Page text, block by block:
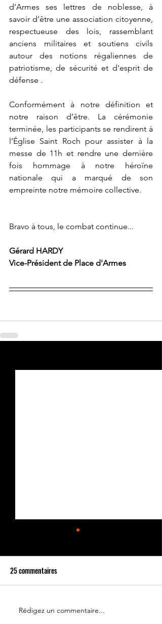
d’Armes ses lettres de noblesse, à
savoir d’être une association citoyenne,
respectueuse des lois, rassemblant
anciens militaires et soutiens civils
autour des notions régaliennes de
patriotisme, de sécurité et d'esprit de
défense .
Conformément à notre définition et
notre raison d’être. La cérémonie
terminée, les participants se rendirent à
l’Église Saint Roch pour assister à la
messe de 11h et rendre une dernière
fois hommage à notre héroïne
nationale qui a marqué de son
empreinte notre mémoire collective.
Bravo à tous, le combat continue...
Gérard HARDY
Vice-Président de Place d'Armes
Le 14 juillet doit rester une
25 commentaires
Rédigez un commentaire...